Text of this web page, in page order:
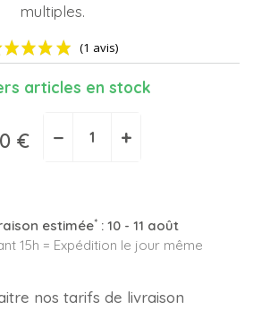
multiples.
articles en stock
€ − +
estimée*: 10 - 11 août
15h = Expédition le jour même
nos tarifs de livraison